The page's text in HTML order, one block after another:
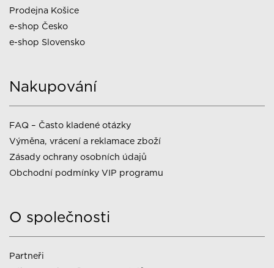
Prodejna Košice
e-shop Česko
e-shop Slovensko
Nakupování
FAQ – Často kladené otázky
Výměna, vrácení a reklamace zboží
Zásady ochrany osobních údajů
Obchodní podmínky VIP programu
O společnosti
Partneři